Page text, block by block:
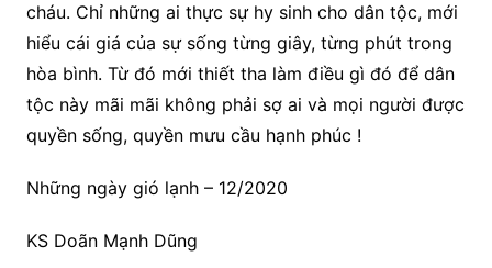
cháu. Chỉ những ai thực sự hy sinh cho dân tộc, mới
hiểu cái giá của sự sống từng giây, từng phút trong
hòa bình. Từ đó mới thiết tha làm điều gì đó để dân
tộc này mãi mãi không phải sợ ai và mọi người được
quyền sống, quyền mưu cầu hạnh phúc !
Những ngày gió lạnh – 12/2020
KS Doãn Mạnh Dũng